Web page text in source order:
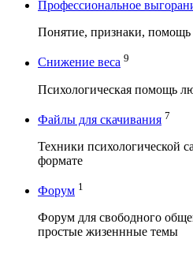
Профессиональное
Понятие, признаки, помощь
Снижение веса 9
Психологическая помощь
Файлы для скачивания 7
Техники психологической
формате
Форум 1
Форум для свободного
простые жизеннные темы